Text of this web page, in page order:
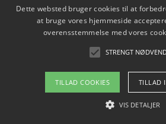
Copyright 2026 -
Om / kontakt
Blog
Dette websted bruger cookies til at
at bruge vores hjemmeside
overensstemmelse med vores
STRENGT
TILLAD COOKIES TILLAD
VIS DETALJER